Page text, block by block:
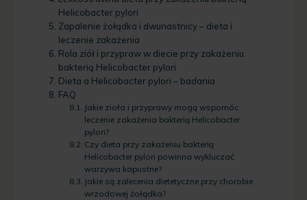
Helicobacter pylori
Zapalenie żołądka i dwunastnicy – dieta i
leczenie zakażenia
Rola ziół i przypraw w diecie przy zakażeniu
bakterią Helicobacter pylori
Dieta a Helicobacter pylori – badania
FAQ
Jakie zioła i przyprawy mogą wspomóc
leczenie zakażenia bakterią Helicobacter
pylori?
Czy dieta przy zakażeniu bakterią
Helicobacter pylori powinna wykluczać
warzywa kapustne?
Jakie są zalecenia dietetyczne przy chorobie
wrzodowej żołądka?